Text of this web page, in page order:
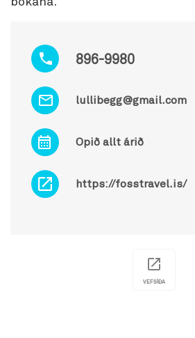
896-9980
lullibegg@gmail.com
Opið allt árið
https://fosstravel.is/
VEFSÍÐA